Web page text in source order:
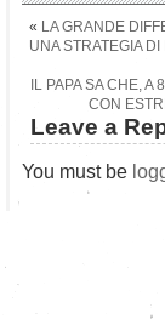
« LA GRANDE
UNA STRATEGIA
IL PAPA SA CHE,
CON
Leave a
You must be